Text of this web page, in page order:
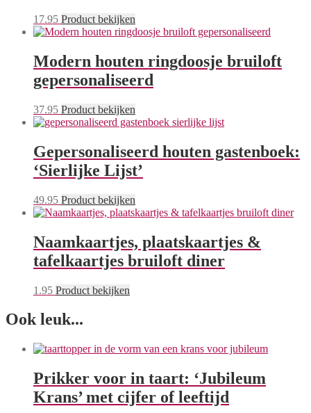
17.95 Product bekijken
Modern houten ringdoosje bruiloft
gepersonaliseerd
37.95 Product bekijken
Gepersonaliseerd houten gastenboek:
‘Sierlijke Lijst’
49.95 Product bekijken
Naamkaartjes, plaatskaartjes &
tafelkaartjes bruiloft diner
1.95 Product bekijken
Ook leuk...
Prikker voor in taart: ‘Jubileum
Krans’ met cijfer of leeftijd